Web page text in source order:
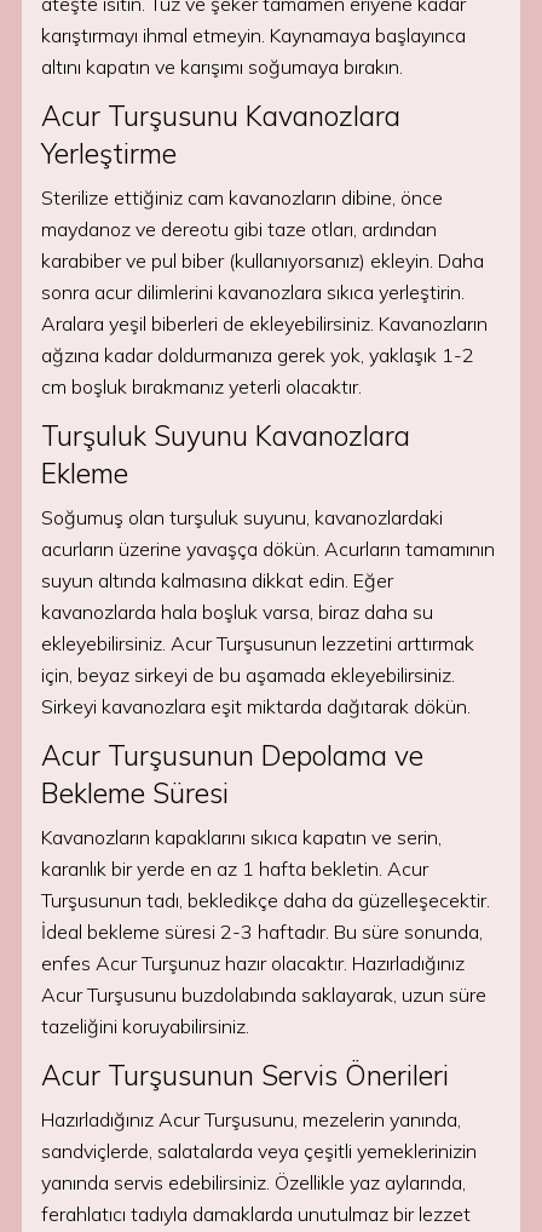
karıştırmayı ihmal etmeyin. Kaynamaya başlayınca
altını kapatın ve karışımı soğumaya bırakın.
Acur Turşusunu Kavanozlara
Yerleştirme
Sterilize ettiğiniz cam kavanozların dibine, önce
maydanoz ve dereotu gibi taze otları, ardından
karabiber ve pul biber (kullanıyorsanız) ekleyin. Daha
sonra acur dilimlerini kavanozlara sıkıca yerleştirin.
Aralara yeşil biberleri de ekleyebilirsiniz. Kavanozların
ağzına kadar doldurmanıza gerek yok, yaklaşık 1-2
cm boşluk bırakmanız yeterli olacaktır.
Turşuluk Suyunu Kavanozlara
Ekleme
Soğumuş olan turşuluk suyunu, kavanozlardaki
acurların üzerine yavaşça dökün. Acurların tamamının
suyun altında kalmasına dikkat edin. Eğer
kavanozlarda hala boşluk varsa, biraz daha su
ekleyebilirsiniz. Acur Turşusunun lezzetini arttırmak
için, beyaz sirkeyi de bu aşamada ekleyebilirsiniz.
Sirkeyi kavanozlara eşit miktarda dağıtarak dökün.
Acur Turşusunun Depolama ve
Bekleme Süresi
Kavanozların kapaklarını sıkıca kapatın ve serin,
karanlık bir yerde en az 1 hafta bekletin. Acur
Turşusunun tadı, bekledikçe daha da güzelleşecektir.
İdeal bekleme süresi 2-3 haftadır. Bu süre sonunda,
enfes Acur Turşunuz hazır olacaktır. Hazırladığınız
Acur Turşusunu buzdolabında saklayarak, uzun süre
tazeliğini koruyabilirsiniz.
Acur Turşusunun Servis Önerileri
Hazırladığınız Acur Turşusunu, mezelerin yanında,
sandviçlerde, salatalarda veya çeşitli yemeklerinizin
yanında servis edebilirsiniz. Özellikle yaz aylarında,
ferahlatıcı tadıyla damaklarda unutulmaz bir lezzet